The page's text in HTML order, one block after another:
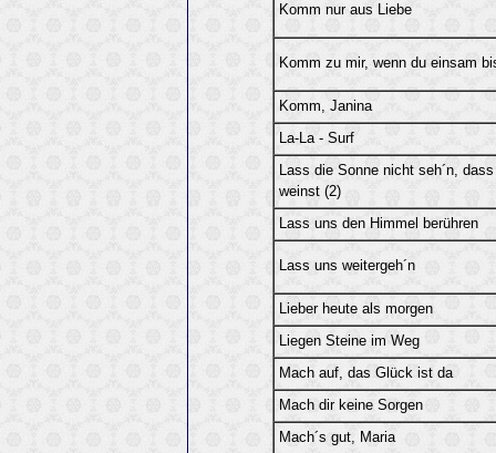
Komm nur aus Liebe
Komm zu mir, wenn du einsam
Komm, Janina
La-La - Surf
Lass die Sonne nicht seh´n,
weinst (2)
Lass uns den Himmel berühren
Lass uns weitergeh´n
Lieber heute als morgen
Liegen Steine im Weg
Mach auf, das Glück ist da
Mach dir keine Sorgen
Mach´s gut, Maria